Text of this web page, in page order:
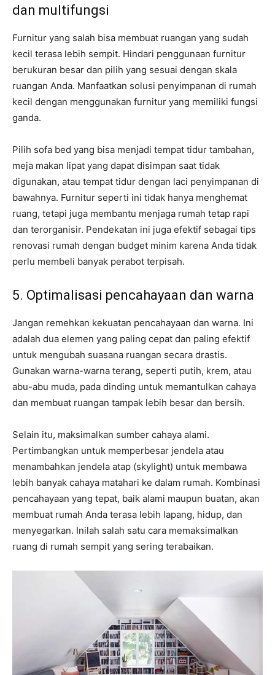
dan multifungsi
Furnitur yang salah bisa membuat ruangan yang sudah
kecil terasa lebih sempit. Hindari penggunaan furnitur
berukuran besar dan pilih yang sesuai dengan skala
ruangan Anda. Manfaatkan solusi penyimpanan di rumah
kecil dengan menggunakan furnitur yang memiliki fungsi
ganda.
Pilih sofa bed yang bisa menjadi tempat tidur tambahan,
meja makan lipat yang dapat disimpan saat tidak
digunakan, atau tempat tidur dengan laci penyimpanan di
bawahnya. Furnitur seperti ini tidak hanya menghemat
ruang, tetapi juga membantu menjaga rumah tetap rapi
dan terorganisir. Pendekatan ini juga efektif sebagai tips
renovasi rumah dengan budget minim karena Anda tidak
perlu membeli banyak perabot terpisah.
5. Optimalisasi pencahayaan dan warna
Jangan remehkan kekuatan pencahayaan dan warna. Ini
adalah dua elemen yang paling cepat dan paling efektif
untuk mengubah suasana ruangan secara drastis.
Gunakan warna-warna terang, seperti putih, krem, atau
abu-abu muda, pada dinding untuk memantulkan cahaya
dan membuat ruangan tampak lebih besar dan bersih.
Selain itu, maksimalkan sumber cahaya alami.
Pertimbangkan untuk memperbesar jendela atau
menambahkan jendela atap (skylight) untuk membawa
lebih banyak cahaya matahari ke dalam rumah. Kombinasi
pencahayaan yang tepat, baik alami maupun buatan, akan
membuat rumah Anda terasa lebih lapang, hidup, dan
menyegarkan. Inilah salah satu cara memaksimalkan
ruang di rumah sempit yang sering terabaikan.